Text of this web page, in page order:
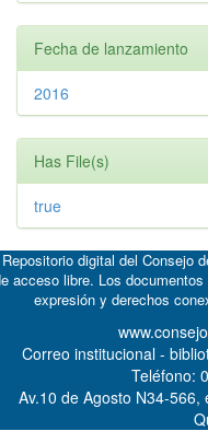
Fecha de lanzamiento
2016
Has File(s)
true
digital del Consejo
acceso libre. Los
expresión y derechos
Correo institucional -
Teléfono:
Av.10 de Agosto N34-566,